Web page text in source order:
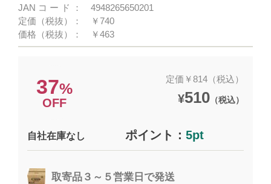
JANコード：
4948265650201
定価（税抜）：
￥740
価格（税抜）：
￥463
37%
OFF
定価￥814（税込）
¥510（税込）
自社在庫なし ポイント： 5pt
取寄品３～５営業日で発送